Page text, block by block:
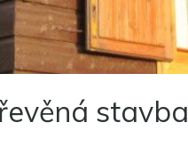
stavba